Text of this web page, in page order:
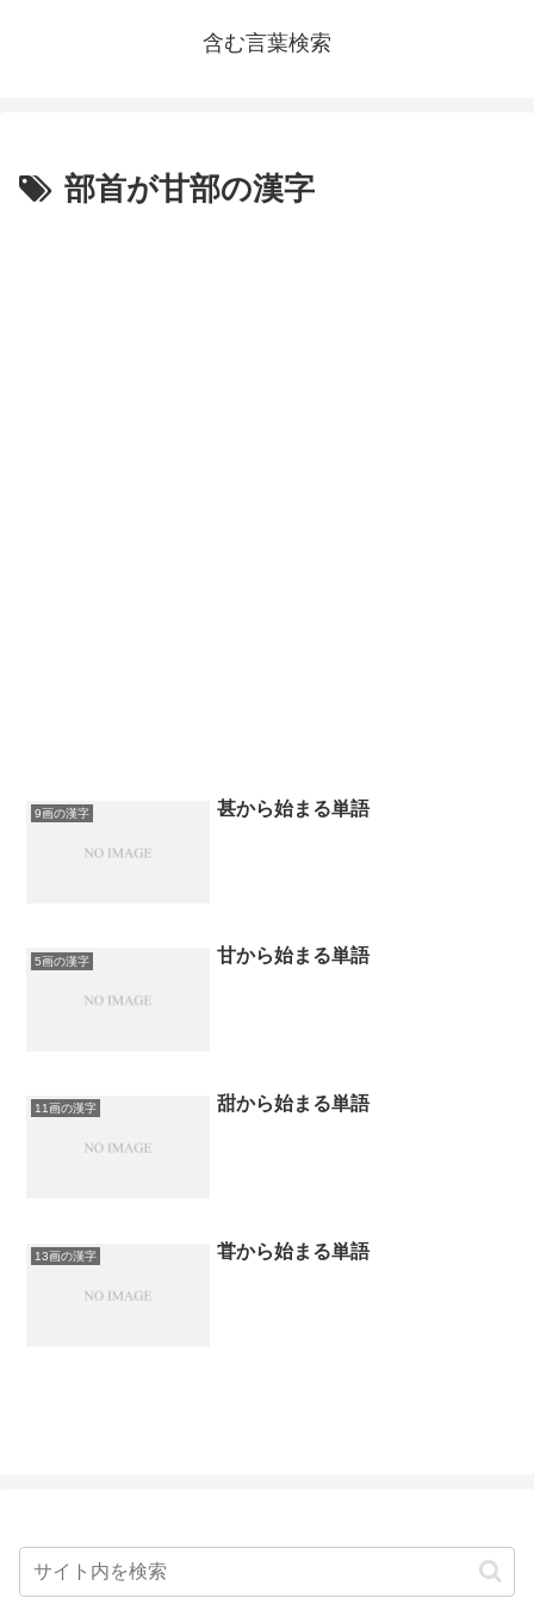
含む言葉検索
部首が甘部の漢字
9画の漢字 甚から始まる単語
5画の漢字 甘から始まる単語
11画の漢字 甜から始まる単語
13画の漢字 甞から始まる単語